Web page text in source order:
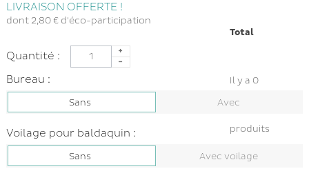
Total
Il y a 0
produits
LIVRAISON OFFERTE !
dont 2,80 € d'éco-participation
Quantité :
Bureau :
Sans Avec
Voilage pour baldaquin :
Sans Avec voilage